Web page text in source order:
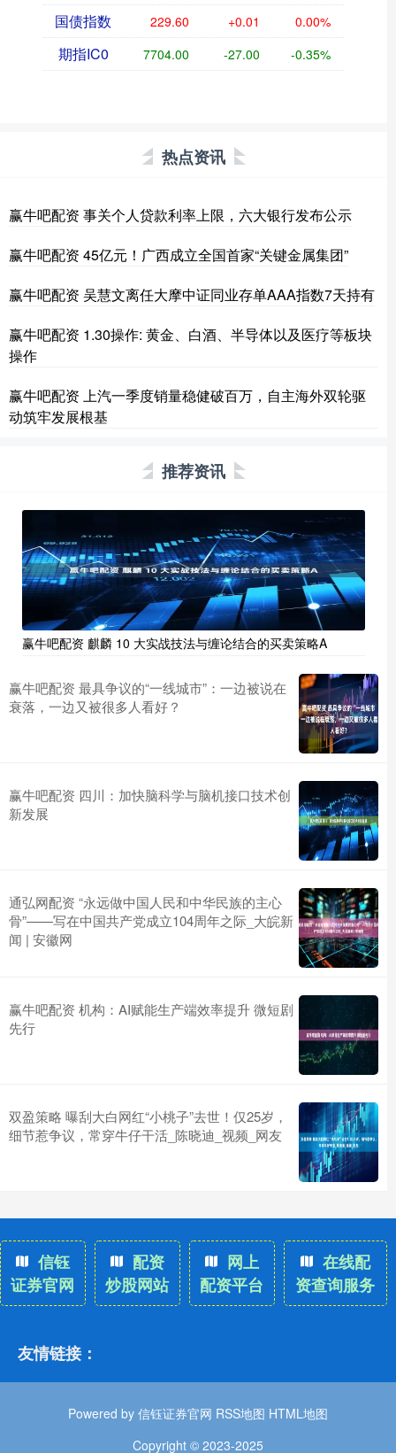
国债指数 229.60 +0.01 0.00%
期指IC0 7704.00 -27.00 -0.35%
热点资讯
赢牛吧配资 事关个人贷款利率上限，六大银行发布公示
赢牛吧配资 45亿元！广西成立全国首家“关键金属集团”
赢牛吧配资 吴慧文离任大摩中证同业存单AAA指数7天持有
赢牛吧配资 1.30操作: 黄金、白酒、半导体以及医疗等板块
操作
赢牛吧配资 上汽一季度销量稳健破百万，自主海外双轮驱
动筑牢发展根基
推荐资讯
赢牛吧配资 麒麟 10 大实战技法与缠论结合的买卖策略A
赢牛吧配资 最具争议的“一线城市”：一边被说在
衰落，一边又被很多人看好？
赢牛吧配资 四川：加快脑科学与脑机接口技术创
新发展
通弘网配资 “永远做中国人民和中华民族的主心
骨”——写在中国共产党成立104周年之际_大皖新
闻 | 安徽网
赢牛吧配资 机构：AI赋能生产端效率提升 微短剧
先行
双盈策略 曝刮大白网红“小桃子”去世！仅25岁，
细节惹争议，常穿牛仔干活_陈晓迪_视频_网友
信钰
证券官网
配资
炒股网站
网上
配资平台
在线配
资查询服务
友情链接：
Powered by 信钰证券官网 RSS地图 HTML地图
Copyright © 2023-2025